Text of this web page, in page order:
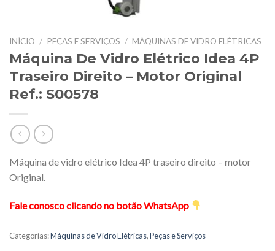
INÍCIO / PEÇAS E SERVIÇOS / MÁQUINAS DE VIDRO ELÉTRICAS
Máquina De Vidro Elétrico Idea 4P
Traseiro Direito – Motor Original
Ref.: S00578
Máquina de vidro elétrico Idea 4P traseiro direito – motor
Original.
Fale conosco clicando no botão WhatsApp
Categorias:Máquinas de Vidro Elétricas,Peças e Serviços